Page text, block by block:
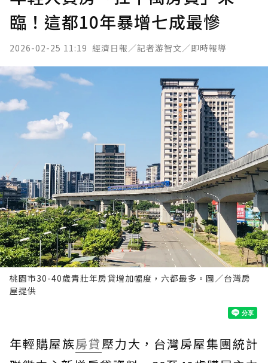
臨！這都10年暴增七成最慘
2026-02-25 11:19 經濟日報／記者游智文／即時報導
桃園市30-40歲青壯年房貸增加幅度，六都最多。圖／台灣房
屋提供
年輕購屋族房貸壓力大，台灣房屋集團統計